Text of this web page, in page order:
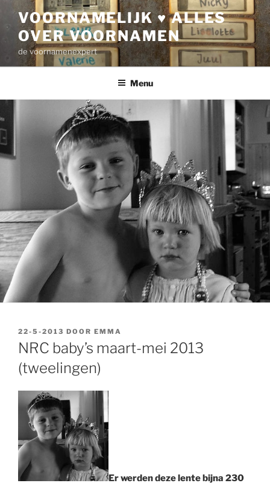
inhoud
VOORNAMELIJK ♥ ALLES
OVER VOORNAMEN
de voornamenexpert
Menu
GEPLAATST
OP
22-5-2013 DOOR EMMA
NRC baby’s maart-mei 2013
(tweelingen)
Er werden deze lente bijna 230